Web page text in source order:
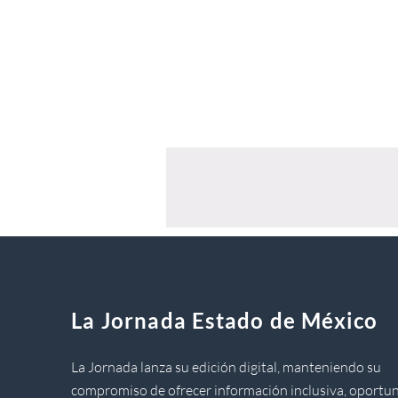
La Jornada Estado de México
La Jornada lanza su edición digital, manteniendo su
compromiso de ofrecer información inclusiva,